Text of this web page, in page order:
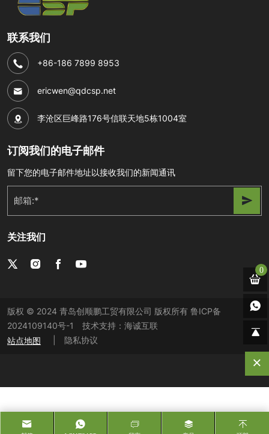
联系我们
+86-186 7899 8953
ericwen@qdcsp.net
李沧区巨峰路176号信联天地5栋1004室
订阅我们的电子邮件
留下您的电子邮件地址以接收我们的新闻通讯
关注我们
版权 © 2024 青岛创顺鹏工贸有限公司 版权所有 鲁ICP备
2024109140号-1
技术支持：海诚互联
站点地图
隐私协议
0